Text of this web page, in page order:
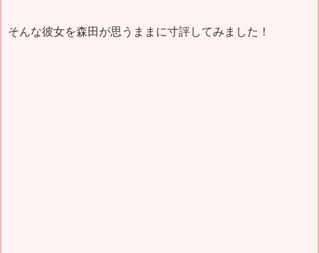
そんな彼女を森田が思うままに寸評してみました！